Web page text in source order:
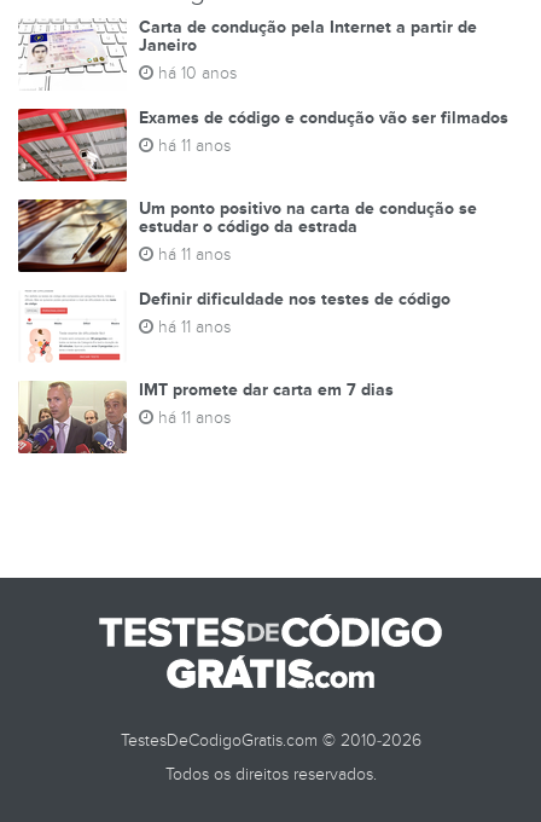
Carta de condução pela Internet a partir de
Janeiro
há 10 anos
Exames de código e condução vão ser filmados
há 11 anos
Um ponto positivo na carta de condução se
estudar o código da estrada
há 11 anos
Definir dificuldade nos testes de código
há 11 anos
IMT promete dar carta em 7 dias
há 11 anos
TestesDeCodigoGratis.com © 2010-2026
Todos os direitos reservados.